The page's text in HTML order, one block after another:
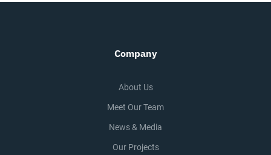
Company
About Us
Meet Our Team
News & Media
Our Projects